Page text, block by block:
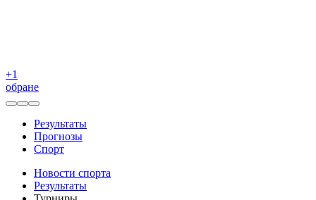
+1
обране
Результаты
Прогнозы
Спорт
Новости спорта
Результаты